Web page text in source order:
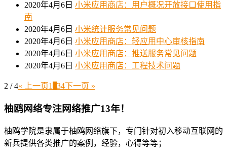
2020年4月6日 小米应用商店：用户概况开放接口使用指
南
2020年4月6日 小米统计服务常见问题
2020年4月6日 小米应用商店：轻应用中心审核指南
2020年4月6日 小米应用商店：推送服务常见问题
2020年4月6日 小米应用商店：工程技术问题
2 / 4« 上一页1 34下一页 »
柚鸥网络专注网络推广13年！
柚鸥学院是隶属于柚鸥网络旗下，专门针对初入移动互联网的
新兵提供各类推广的案例，经验，心得等等；